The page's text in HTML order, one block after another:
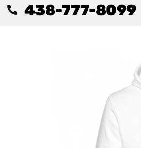
438-777-8099